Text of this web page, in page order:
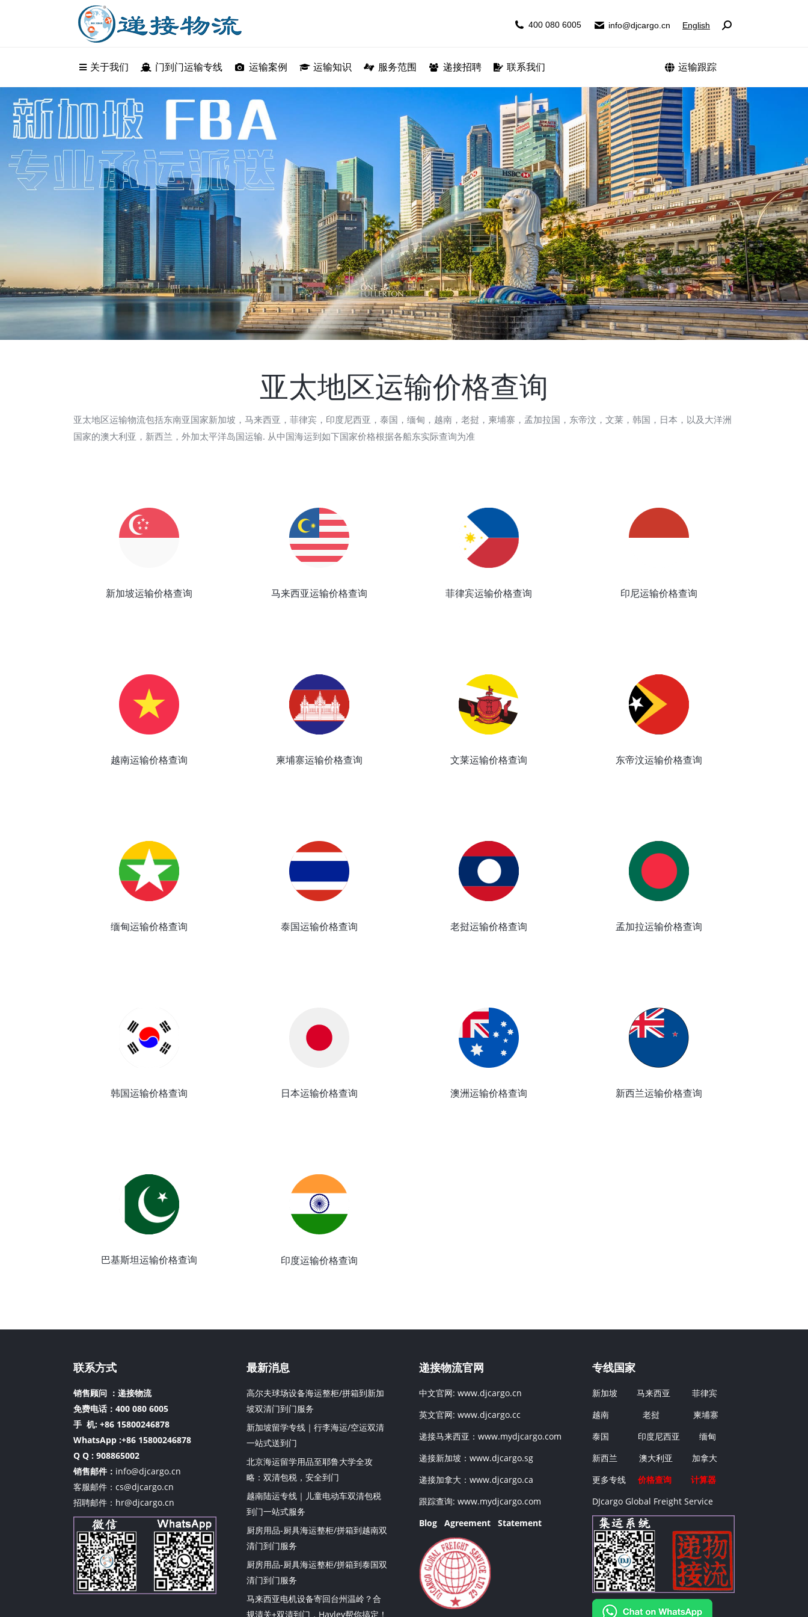
400 080 6005 info@djcargo.cn English Search:
关于我们 门到门运输专线 运输案例 运输知识 服务范围 递接招聘 联系我们 运输跟踪
亚太地区运输价格查询
亚太地区运输物流包括东南亚国家新加坡，马来西亚，菲律宾，印度尼西亚，泰国，缅甸，越南，老挝，柬埔寨，孟加拉国，东帝汶，文莱，韩国，日本，以及大洋洲
国家的澳大利亚，新西兰，外加太平洋岛国运输. 从中国海运到如下国家价格根据各船东实际查询为准
新加坡运输价格查询 马来西亚运输价格查询 菲律宾运输价格查询 印尼运输价格查询
越南运输价格查询 柬埔寨运输价格查询 文莱运输价格查询 东帝汶运输价格查询
缅甸运输价格查询 泰国运输价格查询 老挝运输价格查询 孟加拉运输价格查询
韩国运输价格查询 日本运输价格查询 澳洲运输价格查询 新西兰运输价格查询
巴基斯坦运输价格查询 印度运输价格查询
联系方式
销售顾问 ：递接物流
免费电话：400 080 6005
手 机: +86 15800246878
WhatsApp :+86 15800246878
Q Q : 908865002
销售邮件： info@djcargo.cn
客服邮件：cs@djcargo.cn
招聘邮件：hr@djcargo.cn
最新消息
高尔夫球场设备海运整柜/拼箱到新加
坡双清门到门服务
新加坡留学专线｜行李海运/空运双清
一站式送到门
北京海运留学用品至耶鲁大学全攻
略：双清包税，安全到门
越南陆运专线｜儿童电动车双清包税
到门一站式服务
厨房用品-厨具海运整柜/拼箱到越南双
清门到门服务
厨房用品-厨具海运整柜/拼箱到泰国双
清门到门服务
马来西亚电机设备寄回台州温岭？合
规清关+双清到门，Hayley帮你搞定！
递接物流官网
中文官网: www.djcargo.cn
英文官网: www.djcargo.cc
递接马来西亚： www.mydjcargo.com
递接新加坡： www.djcargo.sg
递接加拿大： www.djcargo.ca
跟踪查询: www.mydjcargo.com
Blog
Agreement Statement
专线国家
新加坡 马来西亚
菲律宾
越南
老挝
柬埔寨
泰国
印度尼西亚
缅甸
新西兰
澳大利亚
加拿大
更多专线
价格查询
计算器
DJcargo Global Freight Service
400 080 6005 info@djcargo.cn English Search:
关于我们 门到门运输专线 运输案例 运输知识 服务范围 递接招聘